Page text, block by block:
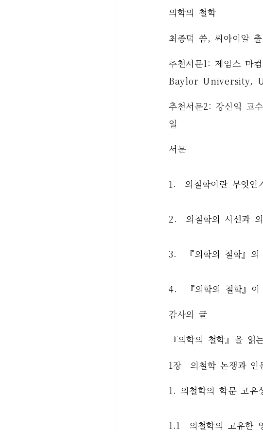
의학의 철학
최종덕 씀, 씨아이알
추천서문1: 제임스
Baylor University,
추천서문2: 강신익 교
일
서문
1.  의철학이란 무엇인
2.  의철학의 시선과
3.  『의학의 철학』
4.  『의학의 철학』
감사의 글
『의학의 철학』을 읽
1장  의철학 논쟁과 인
1. 의철학의 학문 고유
1.1  의철학의 고유한